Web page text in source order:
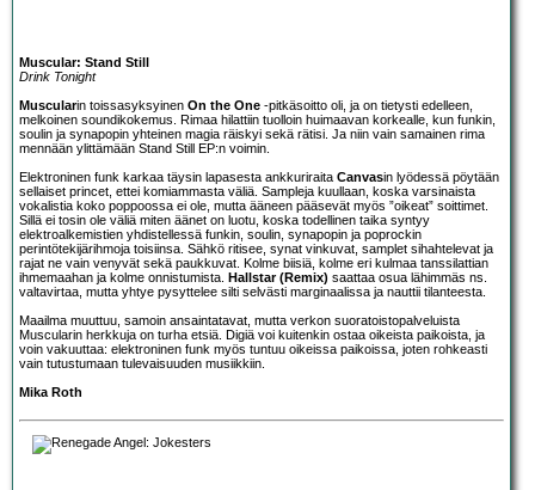
Muscular: Stand Still
Drink Tonight
Muscularin toissasyksyinen On the One -pitkäsoitto oli, ja on tietysti edelleen,
melkoinen soundikokemus. Rimaa hilattiin tuolloin huimaavan korkealle, kun funkin,
soulin ja synapopin yhteinen magia räiskyi sekä rätisi. Ja niin vain samainen rima
mennään ylittämään Stand Still EP:n voimin.
Elektroninen funk karkaa täysin lapasesta ankkuriraita Canvasin lyödessä pöytään
sellaiset princet, ettei komiammasta väliä. Sampleja kuullaan, koska varsinaista
vokalistia koko poppoossa ei ole, mutta ääneen pääsevät myös ”oikeat” soittimet.
Sillä ei tosin ole väliä miten äänet on luotu, koska todellinen taika syntyy
elektroalkemistien yhdistellessä funkin, soulin, synapopin ja poprockin
perintötekijärihmoja toisiinsa. Sähkö ritisee, synat vinkuvat, samplet sihahtelevat ja
rajat ne vain venyvät sekä paukkuvat. Kolme biisiä, kolme eri kulmaa tanssilattian
ihmemaahan ja kolme onnistumista. Hallstar (Remix) saattaa osua lähimmäs ns.
valtavirtaa, mutta yhtye pysyttelee silti selvästi marginaalissa ja nauttii tilanteesta.
Maailma muuttuu, samoin ansaintatavat, mutta verkon suoratoistopalveluista
Muscularin herkkuja on turha etsiä. Digiä voi kuitenkin ostaa oikeista paikoista, ja
voin vakuuttaa: elektroninen funk myös tuntuu oikeissa paikoissa, joten rohkeasti
vain tutustumaan tulevaisuuden musiikkiin.
Mika Roth